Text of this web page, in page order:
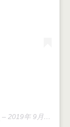
– 2019年 9月月2日午前5時29分PDT